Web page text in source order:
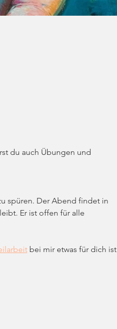
du auch Übungen und
spüren. Der Abend findet in
Er ist offen für alle
bei mir etwas für dich ist